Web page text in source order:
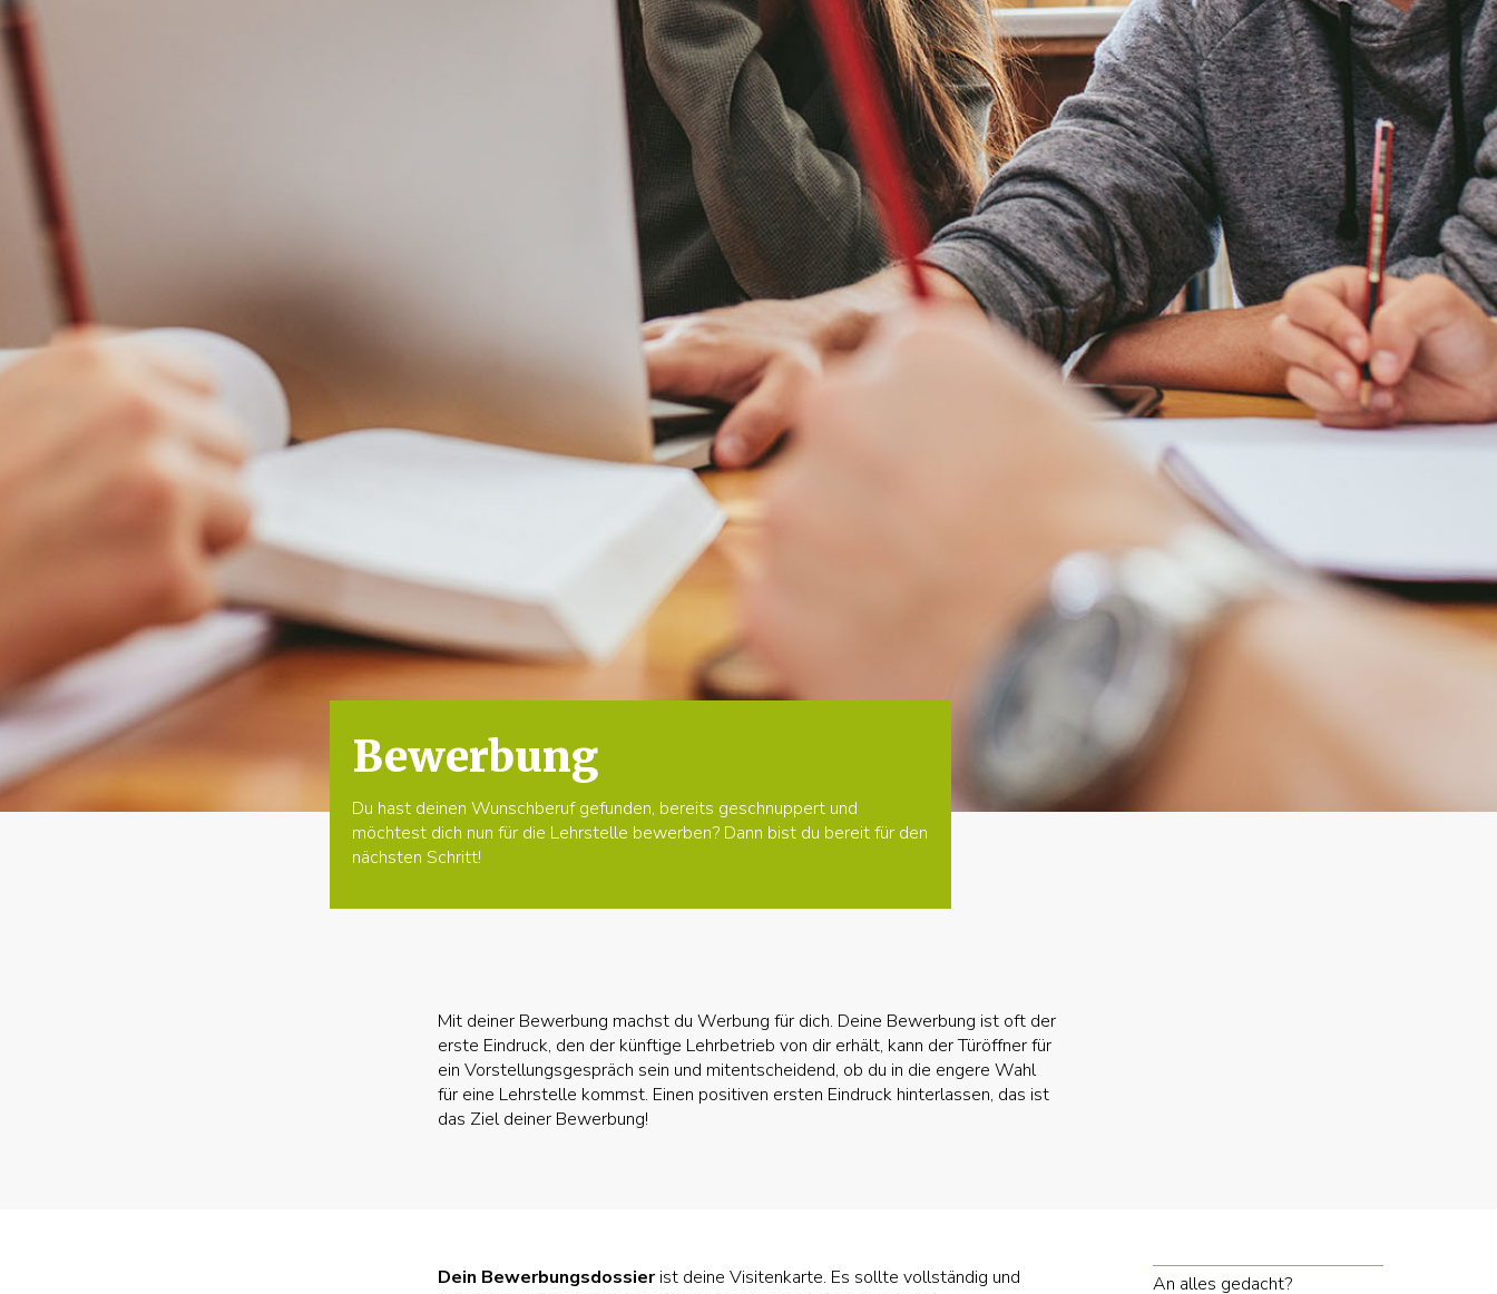
Bewerbung
Du hast deinen Wunschberuf gefunden, bereits geschnuppert und
möchtest dich nun für die Lehrstelle bewerben? Dann bist du bereit für den
nächsten Schritt!
Mit deiner Bewerbung machst du Werbung für dich. Deine Bewerbung ist oft der
erste Eindruck, den der künftige Lehrbetrieb von dir erhält, kann der Türöffner für
ein Vorstellungsgespräch sein und mitentscheidend, ob du in die engere Wahl
für eine Lehrstelle kommst. Einen positiven ersten Eindruck hinterlassen, das ist
das Ziel deiner Bewerbung!
Dein Bewerbungsdossierist deine Visitenkarte. Es sollte vollständig und
An alles gedacht?